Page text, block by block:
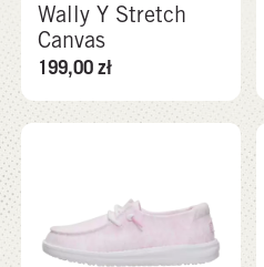
Wally Y Stretch
Canvas
199,00zł